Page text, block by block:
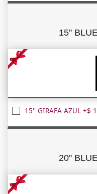
15''
15'' GIRAFA AZUL +$
20''